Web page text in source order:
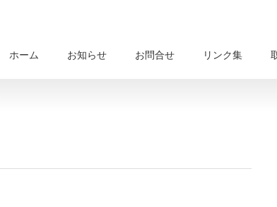
ホーム お知らせ お問合せ リンク集